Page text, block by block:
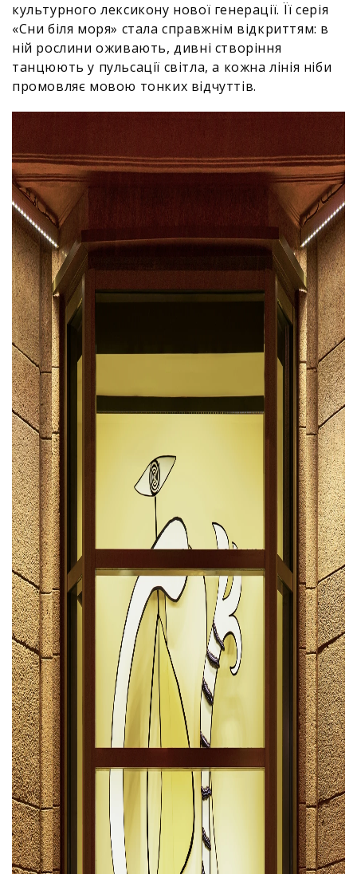
культурного лексикону нової генерації. Її серія
«Сни біля моря» стала справжнім відкриттям: в
ній рослини оживають, дивні створіння
танцюють у пульсації світла, а кожна лінія ніби
промовляє мовою тонких відчуттів.